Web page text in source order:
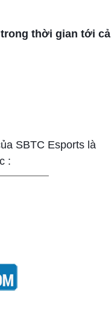
trong thời gian tới cả
SBTC Esports là
: